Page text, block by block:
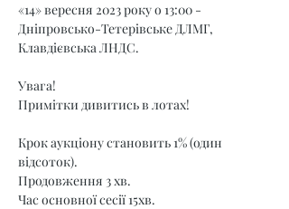
«14» вересня 2023 року о 13:00 -
Дніпровсько-Тетерівське ДЛМГ,
Клавдієвська ЛНДС.
Увага!
Примітки дивитись в лотах!
Крок аукціону становить 1% (один
відсоток).
Продовження 3 хв.
Час основної сесії 15хв.